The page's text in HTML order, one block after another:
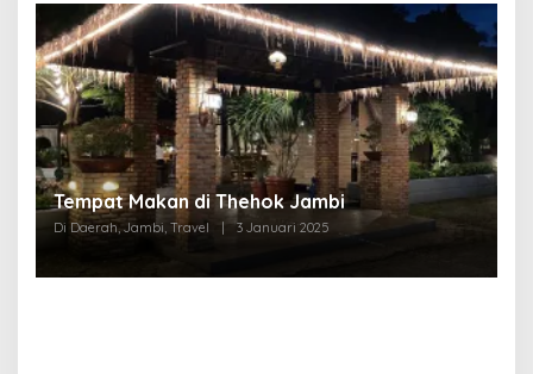
Tempat Makan di Thehok Jambi
Di Daerah, Jambi, Travel 3 Januari 2025